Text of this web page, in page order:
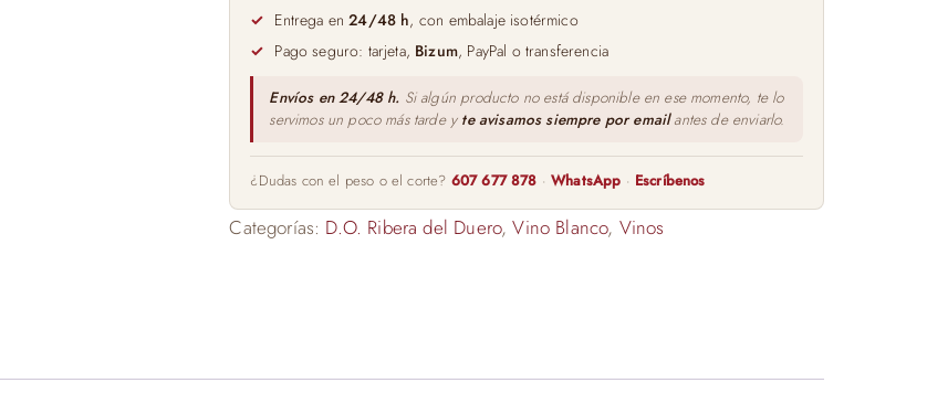
Barrica
cantidad
Entrega en24/48 h, con embalaje isotérmico
Pago seguro: tarjeta, Bizum, PayPal o transferencia
Envíos en 24/48 h. Si algún producto no está disponible en ese momento, te lo
servimos un poco más tarde y te avisamos siempre por emailantes de enviarlo.
¿Dudas con el peso o el corte? 607 677 878 ·WhatsApp · Escríbenos
Categorías: D.O. Ribera del Duero,Vino Blanco, Vinos